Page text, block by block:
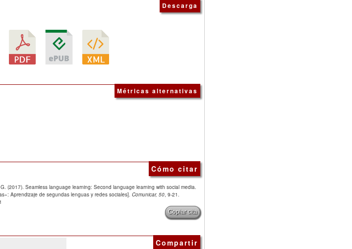
Descarga
Métricas alternativas
Cómo citar
(2017). Seamless language learning: Second language learning with social media.
Aprendizaje de segundas lenguas y redes sociales]. Comunicar, 50, 9-21.
Copiar cita
Compartir